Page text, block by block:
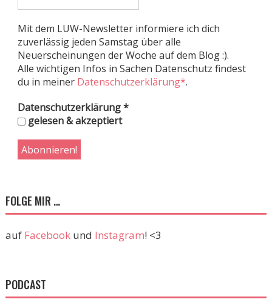
Mit dem LUW-Newsletter informiere ich dich
zuverlässig jeden Samstag über alle
Neuerscheinungen der Woche auf dem Blog :).
Alle wichtigen Infos in Sachen Datenschutz findest
du in meiner Datenschutzerklärung*.
Datenschutzerklärung*
gelesen & akzeptiert
FOLGE MIR …
auf Facebookund Instagram! <3
PODCAST